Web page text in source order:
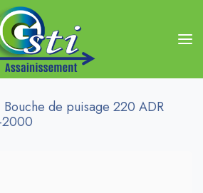
Bouche de puisage 220 ADR